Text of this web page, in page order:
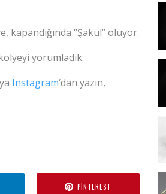
“Şakül” oluyor.
yorumladık.
Instagram‘dan yazın,
PINTEREST